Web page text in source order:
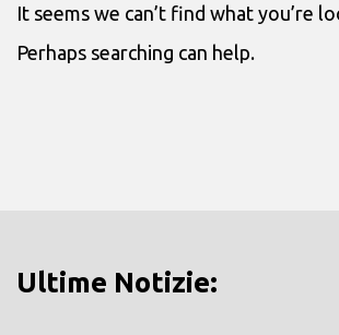
It seems we can’t find what you’re
Perhaps searching can help.
Ultime Notizie: